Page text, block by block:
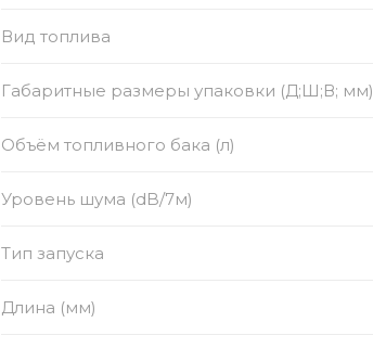
Вид топлива
Габаритные размеры упаковки (Д;Ш;В; мм)
Объём топливного бака (л)
Уровень шума (dB/7м)
Тип запуска
Длина (мм)